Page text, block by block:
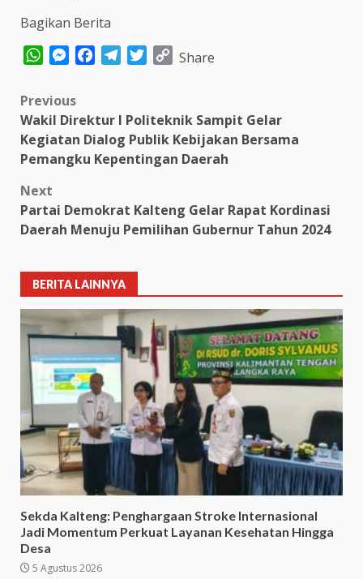
Bagikan Berita
WhatsAppMessenger
FacebookTelegram
TwitterCopy
Share
Post
navigation
Previous
Wakil Direktur I Politeknik Sampit Gelar
Kegiatan Dialog Publik Kebijakan Bersama
Pemangku Kepentingan Daerah
Next
Partai Demokrat Kalteng Gelar Rapat Kordinasi
Daerah Menuju Pemilihan Gubernur Tahun 2024
BERITA LAINNYA
Sekda Kalteng: Penghargaan Stroke Internasional
Jadi Momentum Perkuat Layanan Kesehatan Hingga
Desa
5 Agustus 2026